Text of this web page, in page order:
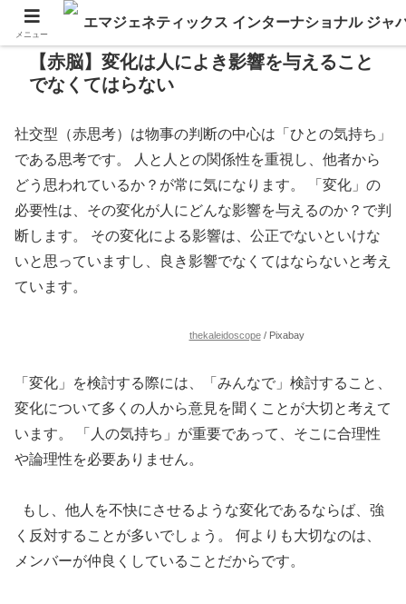
【赤脳】変化は人によき影響を与えること
でなくてはらない
社交型（赤思考）は物事の判断の中心は「ひとの気持ち」
である思考です。 人と人との関係性を重視し、他者から
どう思われているか？が常に気になります。 「変化」の
必要性は、その変化が人にどんな影響を与えるのか？で判
断します。 その変化による影響は、公正でないといけな
いと思っていますし、良き影響でなくてはならないと考え
ています。
thekaleidoscope/ Pixabay
「変化」を検討する際には、「みんなで」検討すること、
変化について多くの人から意見を聞くことが大切と考えて
います。 「人の気持ち」が重要であって、そこに合理性
や論理性を必要ありません。
もし、他人を不快にさせるような変化であるならば、強
く反対することが多いでしょう。 何よりも大切なのは、
メンバーが仲良くしていることだからです。
メニュー